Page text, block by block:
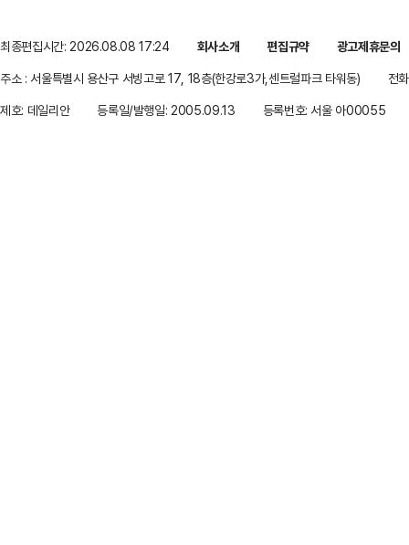
최종편집시간: 2026.08.08 17:24 회사소개 편집규약
광고제휴문의
주소 : 서울특별시 용산구 서빙고로 17, 18층(한강로3가,센트럴파크 타워동)
전
제호: 데일리안
등록일/발행일: 2005.09.13 등록번호: 서울 아00055